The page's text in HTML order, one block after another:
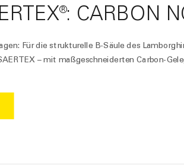
CARBON
Für die strukturelle B-Säule des
– mit maßgeschneiderten Carbon-